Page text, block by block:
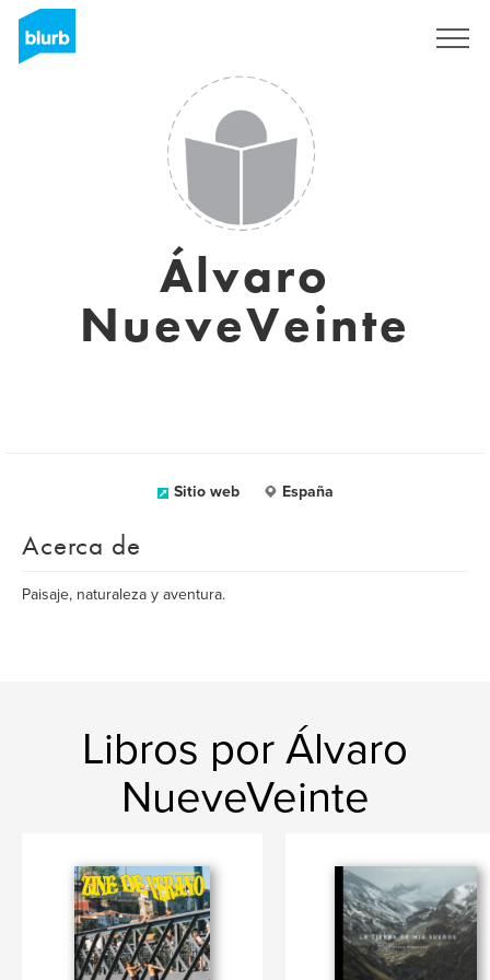
Álvaro
NueveVeinte
Sitio web España
Acerca de
Paisaje, naturaleza y aventura.
Libros por Álvaro
NueveVeinte